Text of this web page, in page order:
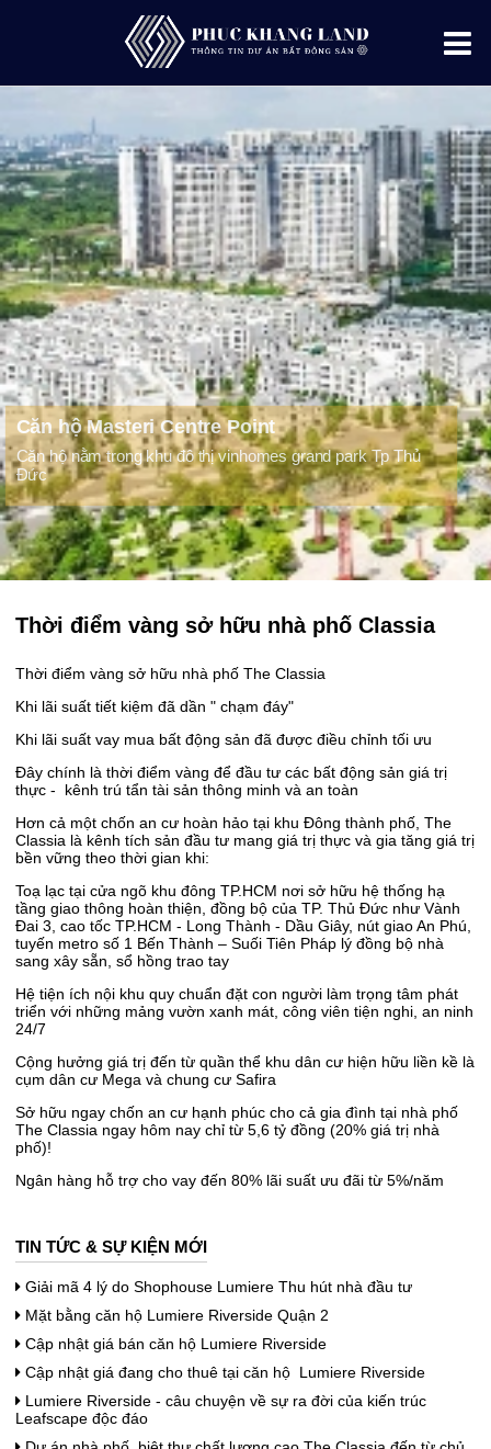
Thời điểm vàng sở hữu nhà phố Classia
Thời điểm vàng sở hữu nhà phố The Classia
Khi lãi suất tiết kiệm đã dần " chạm đáy"
Khi lãi suất vay mua bất động sản đã được điều chỉnh tối ưu
Đây chính là thời điểm vàng để đầu tư các bất động sản giá trị
thực - kênh trú tẩn tài sản thông minh và an toàn
Hơn cả một chốn an cư hoàn hảo tại khu Đông thành phố, The
Classia là kênh tích sản đầu tư mang giá trị thực và gia tăng giá trị
bền vững theo thời gian khi:
Toạ lạc tại cửa ngõ khu đông TP.HCM nơi sở hữu hệ thống hạ
tầng giao thông hoàn thiện, đồng bộ của TP. Thủ Đức như Vành
Đai 3, cao tốc TP.HCM - Long Thành - Dầu Giây, nút giao An Phú,
tuyến metro số 1 Bến Thành – Suối Tiên Pháp lý đồng bộ nhà
sang xây sẵn, sổ hồng trao tay
Hệ tiện ích nội khu quy chuẩn đặt con người làm trọng tâm phát
triển với những mảng vườn xanh mát, công viên tiện nghi, an ninh
24/7
Cộng hưởng giá trị đến từ quần thể khu dân cư hiện hữu liền kề là
cụm dân cư Mega và chung cư Safira
Sở hữu ngay chốn an cư hạnh phúc cho cả gia đình tại nhà phố
The Classia ngay hôm nay chỉ từ 5,6 tỷ đồng (20% giá trị nhà
phố)!
Ngân hàng hỗ trợ cho vay đến 80% lãi suất ưu đãi từ 5%/năm
TIN TỨC & SỰ KIỆN MỚI
Giải mã 4 lý do Shophouse Lumiere Thu hút nhà đầu tư
Mặt bằng căn hộ Lumiere Riverside Quận 2
Cập nhật giá bán căn hộ Lumiere Riverside
Cập nhật giá đang cho thuê tại căn hộ Lumiere Riverside
Lumiere Riverside - câu chuyện về sự ra đời của kiến trúc
Leafscape độc đáo